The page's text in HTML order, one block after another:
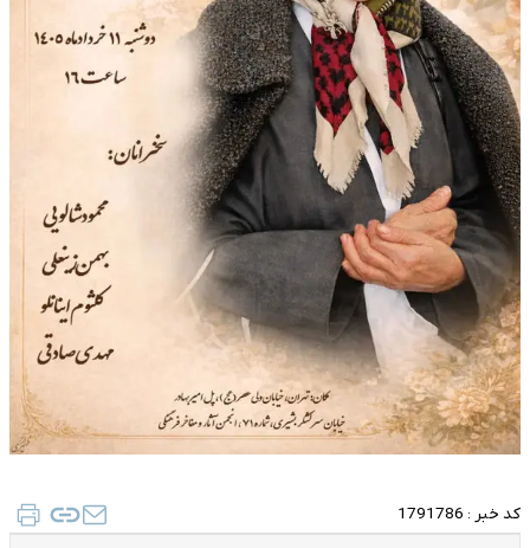
کد خبر : 1791786